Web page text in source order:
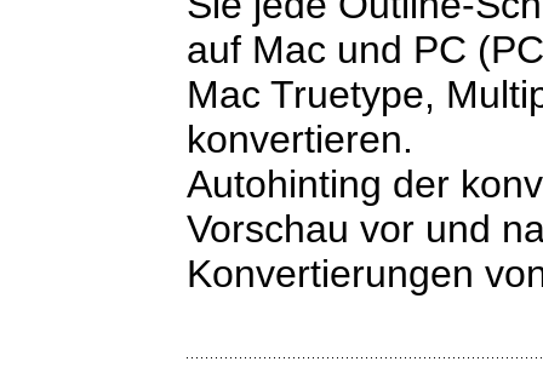
auf Mac und PC
Mac Truetype,
konvertieren.
Autohinting der
Vorschau vor und
Konvertierungen